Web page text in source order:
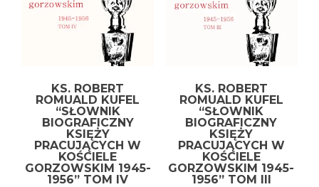
KS. ROBERT
ROMUALD KUFEL
“SŁOWNIK
BIOGRAFICZNY
KSIĘŻY
PRACUJĄCYCH W
KOŚCIELE
GORZOWSKIM 1945-
1956” TOM IV
KS. ROBERT
ROMUALD KUFEL
“SŁOWNIK
BIOGRAFICZNY
KSIĘŻY
PRACUJĄCYCH W
KOŚCIELE
GORZOWSKIM 1945-
1956” TOM III